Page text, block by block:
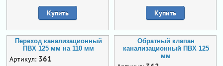
Купить Купить
Переход канализационный
ПВХ 125 мм на 110 мм
Артикул: 361
Обратный клапан
канализационный ПВХ 125
мм